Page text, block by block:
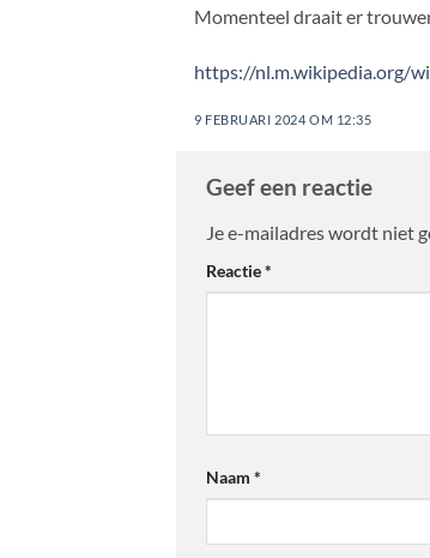
Momenteel draait er
https://nl.m.wikipedia.org/
9 FEBRUARI 2024 OM 12:35
Geef een reactie
Je e-mailadres wordt niet
Reactie*
Naam *